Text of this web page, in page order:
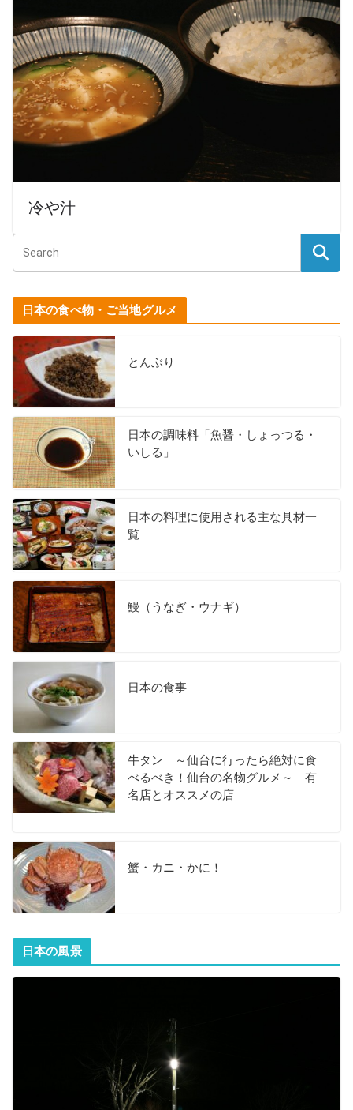
冷や汁
日本の食べ物・ご当地グルメ
とんぶり
日本の調味料「魚醤・しょっつる・
いしる」
日本の料理に使用される主な具材一
覧
鰻（うなぎ・ウナギ）
日本の食事
牛タン ～仙台に行ったら絶対に食
べるべき！仙台の名物グルメ～ 有
名店とオススメの店
蟹・カニ・かに！
日本の風景